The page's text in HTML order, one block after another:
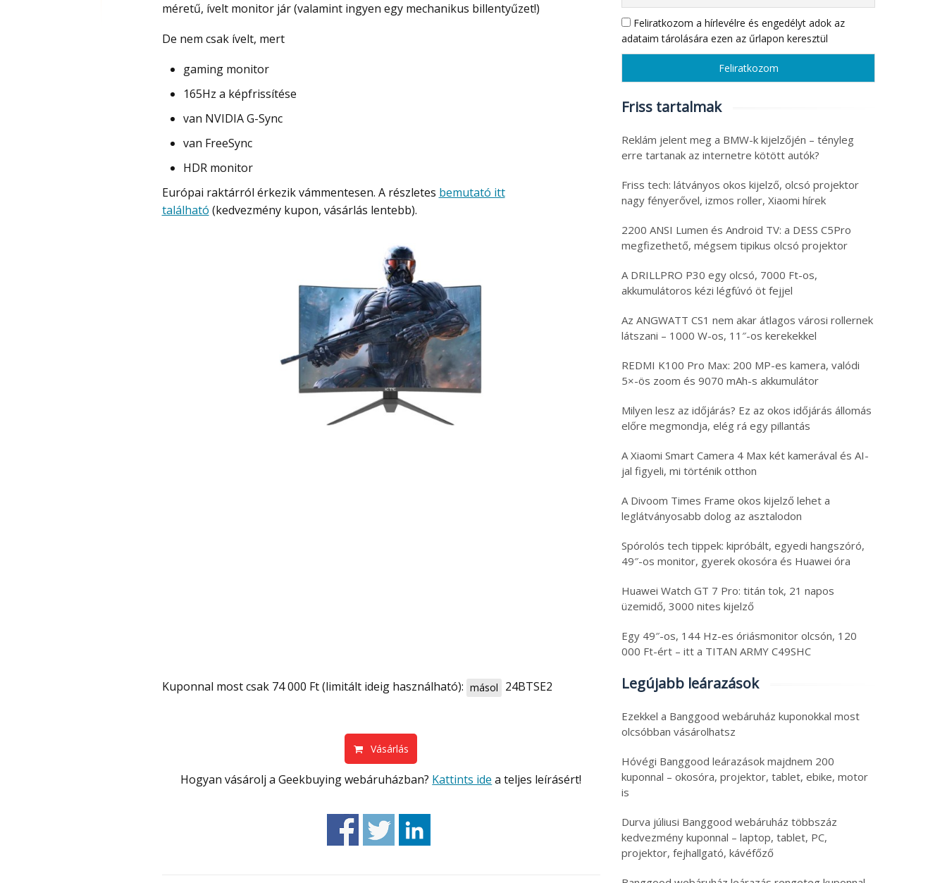
méretű, ívelt monitor jár (valamint ingyen egy mechanikus billentyűzet!)
De nem csak ívelt, mert
gaming monitor
165Hz a képfrissítése
van NVIDIA G-Sync
van FreeSync
HDR monitor
Európai raktárról érkezik vámmentesen. A részletes bemutató itt
található (kedvezmény kupon, vásárlás lentebb).
Kuponnal most csak 74 000 Ft (limitált ideig használható): másol 24BTSE2
Vásárlás
Hogyan vásárolj a Geekbuying webáruházban? Kattints ide a teljes leírásért!
Feliratkozom a hírlevélre és engedélyt adok az
adataim tárolására ezen az űrlapon keresztül
Friss tartalmak
Reklám jelent meg a BMW-k kijelzőjén – tényleg
erre tartanak az internetre kötött autók?
Friss tech: látványos okos kijelző, olcsó projektor
nagy fényerővel, izmos roller, Xiaomi hírek
2200 ANSI Lumen és Android TV: a DESS C5Pro
megfizethető, mégsem tipikus olcsó projektor
A DRILLPRO P30 egy olcsó, 7000 Ft-os,
akkumulátoros kézi légfúvó öt fejjel
Az ANGWATT CS1 nem akar átlagos városi rollernek
látszani – 1000 W-os, 11″-os kerekekkel
REDMI K100 Pro Max: 200 MP-es kamera, valódi
5×-ös zoom és 9070 mAh-s akkumulátor
Milyen lesz az időjárás? Ez az okos időjárás állomás
előre megmondja, elég rá egy pillantás
A Xiaomi Smart Camera 4 Max két kamerával és AI-
jal figyeli, mi történik otthon
A Divoom Times Frame okos kijelző lehet a
leglátványosabb dolog az asztalodon
Spórolós tech tippek: kipróbált, egyedi hangszóró,
49″-os monitor, gyerek okosóra és Huawei óra
Huawei Watch GT 7 Pro: titán tok, 21 napos
üzemidő, 3000 nites kijelző
Egy 49″-os, 144 Hz-es óriásmonitor olcsón, 120
000 Ft-ért – itt a TITAN ARMY C49SHC
Legújabb leárazások
Ezekkel a Banggood webáruház kuponokkal most
olcsóbban vásárolhatsz
Hóvégi Banggood leárazások majdnem 200
kuponnal – okosóra, projektor, tablet, ebike, motor
is
Durva júliusi Banggood webáruház többszáz
kedvezmény kuponnal – laptop, tablet, PC,
projektor, fejhallgató, kávéfőző